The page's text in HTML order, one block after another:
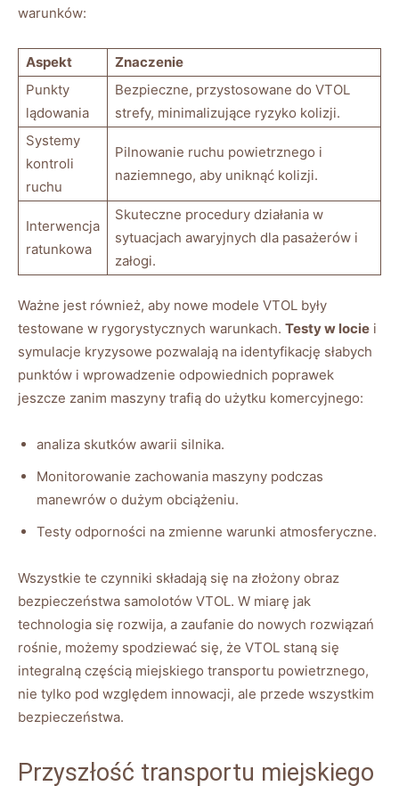
warunków:
Aspekt
Znaczenie
Punkty
lądowania
Bezpieczne, przystosowane‍ do ⁢VTOL
strefy, minimalizujące ryzyko ⁤kolizji.
Systemy
kontroli
ruchu
Pilnowanie⁤ ruchu powietrznego i
naziemnego, aby uniknąć kolizji.
Interwencja
ratunkowa
Skuteczne procedury działania​ w‌
sytuacjach awaryjnych⁣ dla pasażerów ​i
załogi.
Ważne jest również, aby nowe‌ modele VTOL były
testowane w rygorystycznych warunkach. Testy w locie i
symulacje kryzysowe pozwalają​ na ​identyfikację ​słabych
punktów i wprowadzenie odpowiednich poprawek
jeszcze zanim maszyny trafią do użytku‌ komercyjnego:
analiza skutków ​awarii silnika.
Monitorowanie zachowania​ maszyny ⁣podczas
manewrów o dużym obciążeniu.
Testy odporności na zmienne warunki atmosferyczne.
Wszystkie te czynniki składają się na złożony ‍obraz
bezpieczeństwa ⁢samolotów VTOL. ⁢W miarę jak
technologia się ⁣rozwija, a zaufanie do nowych rozwiązań
rośnie,⁣ możemy‍ spodziewać się, że VTOL ‍staną się
integralną częścią⁤ miejskiego transportu powietrznego,
nie tylko pod względem innowacji, ale przede wszystkim
bezpieczeństwa.
Przyszłość ⁢transportu miejskiego